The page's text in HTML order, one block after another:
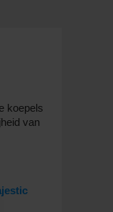
koepels
van